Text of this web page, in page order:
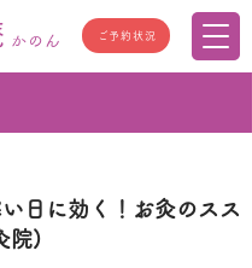
かのん ご予約状況
日に効く！お灸のスス
院)